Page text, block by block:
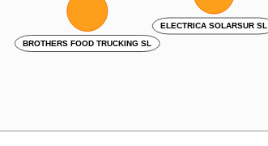
ELECTRICA SOLARSUR SL
BROTHERS FOOD TRUCKING SL